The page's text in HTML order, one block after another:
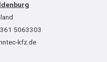
5063303
kfz.de